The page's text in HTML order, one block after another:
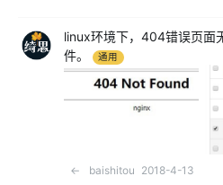
linux环境下，404错误页面
件。
通用
← baishitou 2018-4-13